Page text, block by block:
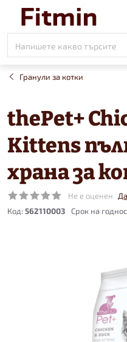
съдържанието
Гранули за котки
thePet+
Kittens
храна за
Не е оценен
Код: 562110003